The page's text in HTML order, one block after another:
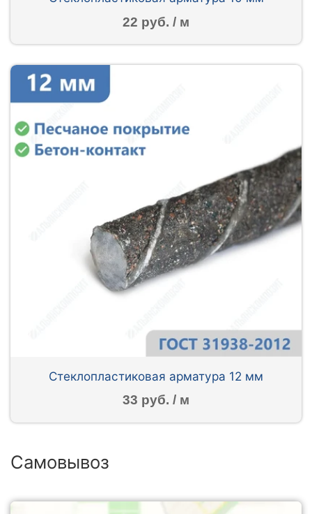
22 руб. / м
Стеклопластиковая арматура 12 мм
33 руб. / м
Самовывоз